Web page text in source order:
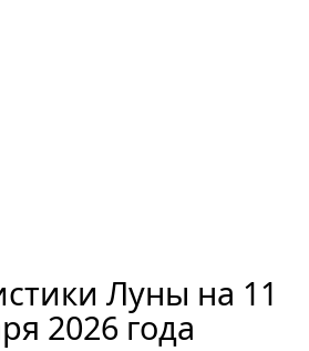
Луны на 11
2026 года